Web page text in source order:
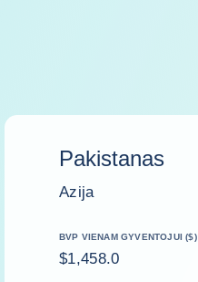
Pakistanas
Azija
BVP VIENAM GYVENTOJUI ($)
$1,458.0